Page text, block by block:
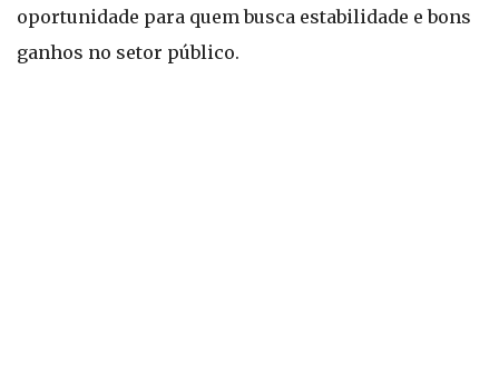
oportunidade para quem busca estabilidade e bons
ganhos no setor público.